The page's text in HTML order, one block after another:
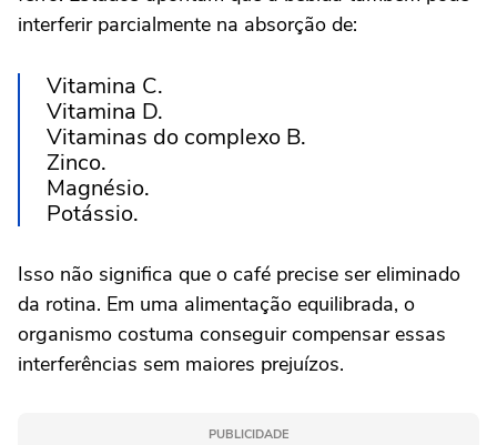
interferir parcialmente na absorção de:
Vitamina C.
Vitamina D.
Vitaminas do complexo B.
Zinco.
Magnésio.
Potássio.
Isso não significa que o café precise ser eliminado
da rotina. Em uma alimentação equilibrada, o
organismo costuma conseguir compensar essas
interferências sem maiores prejuízos.
PUBLICIDADE